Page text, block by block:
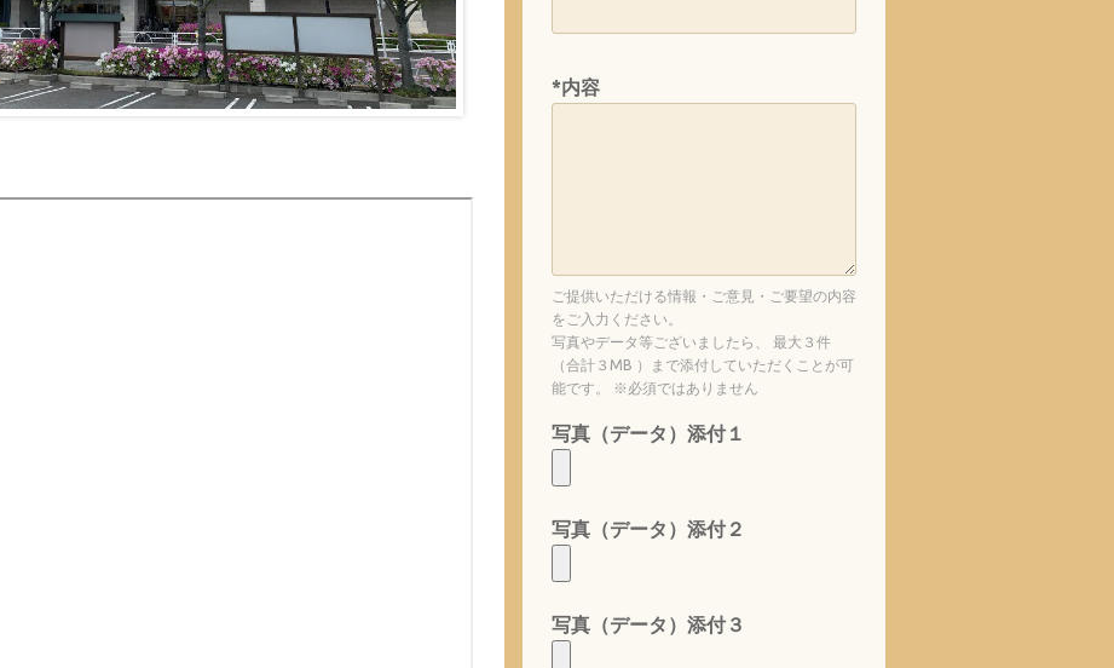
*内容
ご提供いただける情報・ご意見・ご要望の内容
をご入力ください。
写真やデータ等ございましたら、 最大３件
（合計３MB ）まで添付していただくことが可
能です。 ※必須ではありません
写真（データ）添付１
写真（データ）添付２
写真（データ）添付３